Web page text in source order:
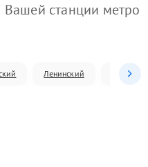
станции метро
Ленинский